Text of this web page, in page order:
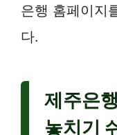
은행 홈페이지
다.
제주은
놓치기